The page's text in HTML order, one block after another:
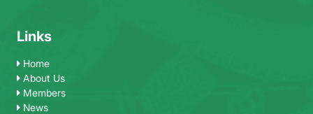
Links
Home
About Us
Members
News